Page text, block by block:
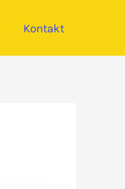
Kontakt